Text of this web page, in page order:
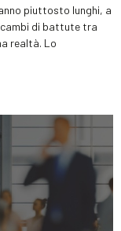
piuttosto lunghi, a
di battute tra
realtà. Lo